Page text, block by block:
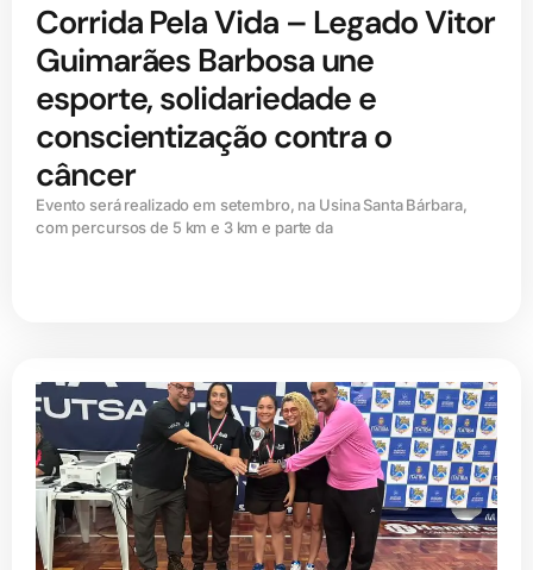
Corrida Pela Vida – Legado Vitor
Guimarães Barbosa une
esporte, solidariedade e
conscientização contra o
câncer
Evento será realizado em setembro, na Usina Santa Bárbara,
com percursos de 5 km e 3 km e parte da